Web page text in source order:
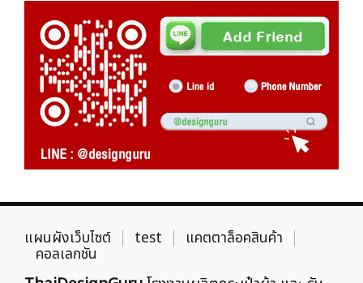
แผนผังเว็บไซต์ test แคตตาล็อคสินค้า
คอลเลกชัน